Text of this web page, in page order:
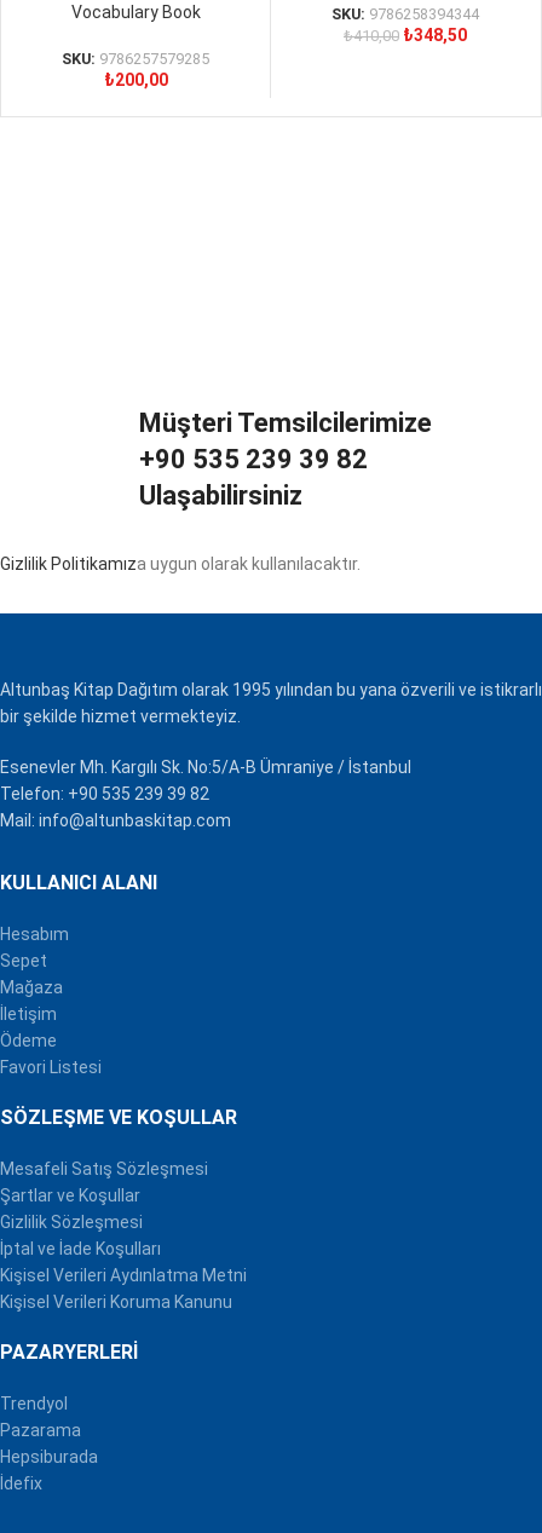
Vocabulary Book
SKU: 9786257579285
₺200,00
SKU: 9786258394344
₺410,00 ₺348,50
Müşteri Temsilcilerimize
+90 535 239 39 82
Ulaşabilirsiniz
Gizlilik Politikamıza uygun olarak kullanılacaktır.
Altunbaş Kitap Dağıtım olarak 1995 yılından bu yana özverili ve istikrarlı
bir şekilde hizmet vermekteyiz.
Esenevler Mh. Kargılı Sk. No:5/A-B Ümraniye / İstanbul
Telefon: +90 535 239 39 82
Mail: info@altunbaskitap.com
KULLANICI ALANI
Hesabım
Sepet
Mağaza
İletişim
Ödeme
Favori Listesi
SÖZLEŞME VE KOŞULLAR
Mesafeli Satış Sözleşmesi
Şartlar ve Koşullar
Gizlilik Sözleşmesi
İptal ve İade Koşulları
Kişisel Verileri Aydınlatma Metni
Kişisel Verileri Koruma Kanunu
PAZARYERLERI
Trendyol
Pazarama
Hepsiburada
İdefix